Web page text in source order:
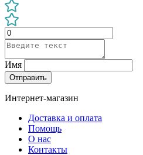
Имя
Отправить
Интернет-магазин
Доставка и оплата
Помощь
О нас
Контакты